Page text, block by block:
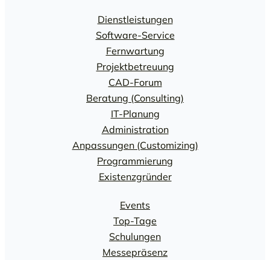
Dienstleistungen
Software-Service
Fernwartung
Projektbetreuung
CAD-Forum
Beratung (Consulting)
IT-Planung
Administration
Anpassungen (Customizing)
Programmierung
Existenzgründer
Events
Top-Tage
Schulungen
Messepräsenz